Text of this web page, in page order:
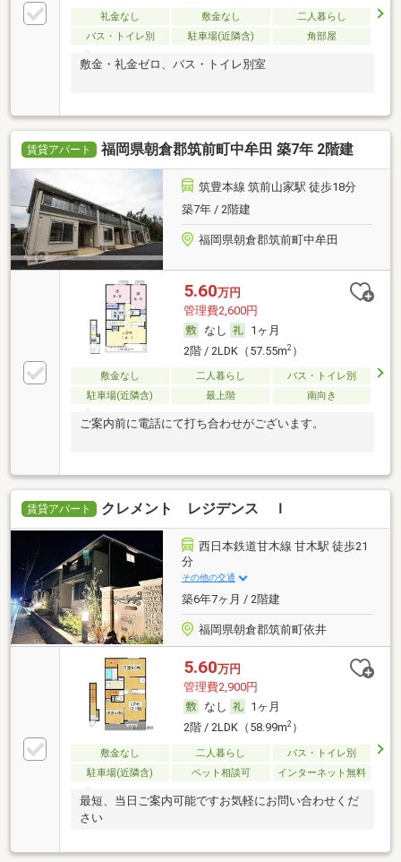
礼金なし 敷金なし
二人暮らし
バス・トイレ別
駐車場(近隣含) 角部屋
敷金・礼金ゼロ、バス・トイレ別室
賃貸アパート 福岡県朝倉郡筑前町中牟田 築7年 2階建
筑豊本線 筑前山家駅 徒歩18分
築7年 / 2階建
福岡県朝倉郡筑前町中牟田
5.60万円
管理費2,600円
なし
1ヶ月
2階 / 2LDK（57.55m2）
敷金なし 二人暮らし
バス・トイレ別
駐車場(近隣含)
最上階 南向き
ご案内前に電話にて打ち合わせがございます。
賃貸アパート クレメント レジデンス Ｉ
西日本鉄道甘木線 甘木駅 徒歩21
分
その他の交通
築6年7ヶ月 / 2階建
福岡県朝倉郡筑前町依井
5.60万円
管理費2,900円
なし
1ヶ月
2階 / 2LDK（58.99m2）
敷金なし 二人暮らし
バス・トイレ別
駐車場(近隣含)
ペット相談可 インターネット無料
最短、当日ご案内可能ですお気軽にお問い合わせくだ
さい